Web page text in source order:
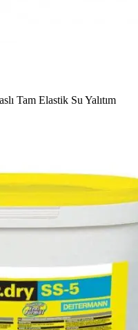
Tam Elastik Su Yalıtım